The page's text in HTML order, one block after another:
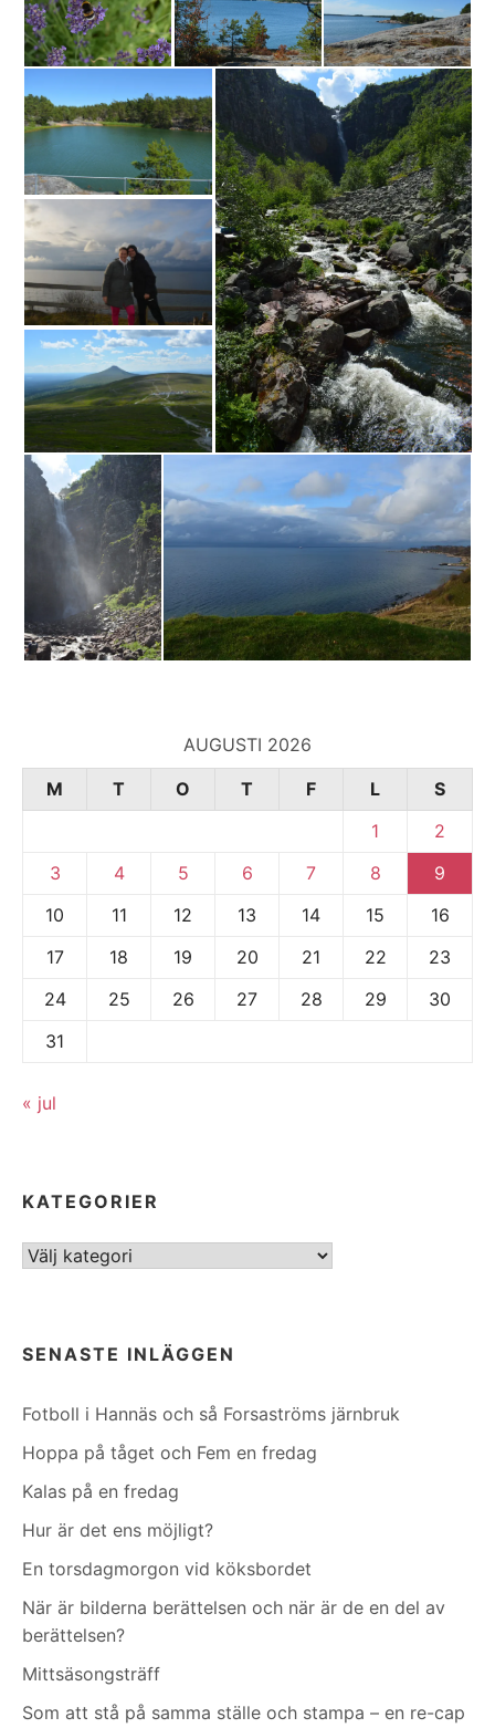
AUGUSTI 2026
M
T O T F L
S
1
2
3
4 5 6 7 8
9
10
11 12 13 14 15
16
17
18 19 20 21 22
23
24
25 26 27 28 29
30
31
« jul
KATEGORIER
Kategorier
SENASTE INLÄGGEN
Fotboll i Hannäs och så Forsaströms järnbruk
Hoppa på tåget och Fem en fredag
Kalas på en fredag
Hur är det ens möjligt?
En torsdagmorgon vid köksbordet
När är bilderna berättelsen och när är de en del av
berättelsen?
Mittsäsongsträff
Som att stå på samma ställe och stampa – en re-cap